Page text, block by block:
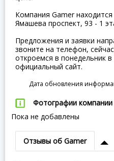
Компания Gamer
Ямашева проспект, 93 - 1
Предложения и заявки
звоните на телефон,
откроемся в понедельник
официальный сайт.
Дата обновления
Фотографии компании
Пока не добавлены
Отзывы об Gamer